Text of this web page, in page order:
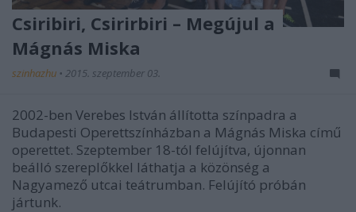
Csiribiri, Csirirbiri – Megújul a
Mágnás Miska
szinhazhu • 2015. szeptember 03.
2002-ben Verebes István állította színpadra a
Budapesti Operettszínházban a Mágnás Miska című
operettet. Szeptember 18-tól felújítva, újonnan
beálló szereplőkkel láthatja a közönség a
Nagyamező utcai teátrumban. Felújító próbán
jártunk.